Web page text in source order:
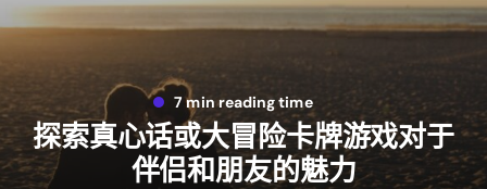
7 min reading time
探索真心话或大冒险卡牌游戏对于
伴侣和朋友的魅力